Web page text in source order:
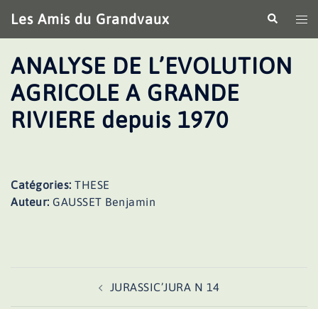
au
contenu
Les Amis du Grandvaux
le
ANALYSE DE L’EVOLUTION
AGRICOLE A GRANDE
RIVIERE depuis 1970
Catégories: THESE
Auteur: GAUSSET Benjamin
JURASSIC’JURA N 14